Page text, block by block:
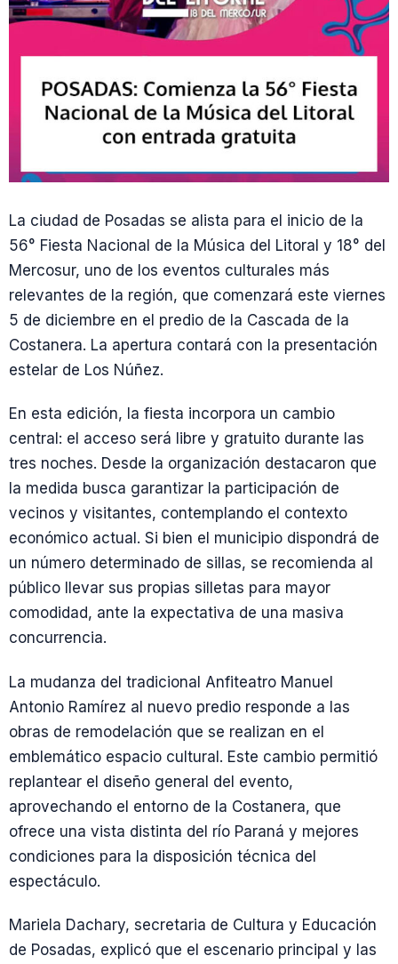
La ciudad de Posadas se alista para el inicio de la
56° Fiesta Nacional de la Música del Litoral y 18° del
Mercosur, uno de los eventos culturales más
relevantes de la región, que comenzará este viernes
5 de diciembre en el predio de la Cascada de la
Costanera. La apertura contará con la presentación
estelar de Los Núñez.
En esta edición, la fiesta incorpora un cambio
central: el acceso será libre y gratuito durante las
tres noches. Desde la organización destacaron que
la medida busca garantizar la participación de
vecinos y visitantes, contemplando el contexto
económico actual. Si bien el municipio dispondrá de
un número determinado de sillas, se recomienda al
público llevar sus propias silletas para mayor
comodidad, ante la expectativa de una masiva
concurrencia.
La mudanza del tradicional Anfiteatro Manuel
Antonio Ramírez al nuevo predio responde a las
obras de remodelación que se realizan en el
emblemático espacio cultural. Este cambio permitió
replantear el diseño general del evento,
aprovechando el entorno de la Costanera, que
ofrece una vista distinta del río Paraná y mejores
condiciones para la disposición técnica del
espectáculo.
Mariela Dachary, secretaria de Cultura y Educación
de Posadas, explicó que el escenario principal y las